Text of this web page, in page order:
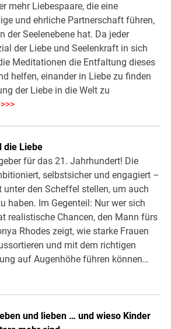
mehr Liebespaare, die eine
und ehrliche Partnerschaft führen,
der Seelenebene hat. Da jeder
der Liebe und Seelenkraft in sich
Meditationen die Entfaltung dieses
helfen, einander in Liebe zu finden
der Liebe in die Welt zu
die Liebe
für das 21. Jahrhundert! Die
selbstsicher und engagiert –
den Scheffel stellen, um auch
haben. Im Gegenteil: Nur wer sich
realistische Chancen, den Mann fürs
Rhodes zeigt, wie starke Frauen
und mit dem richtigen
auf Augenhöhe führen können…
und lieben … und wieso Kinder